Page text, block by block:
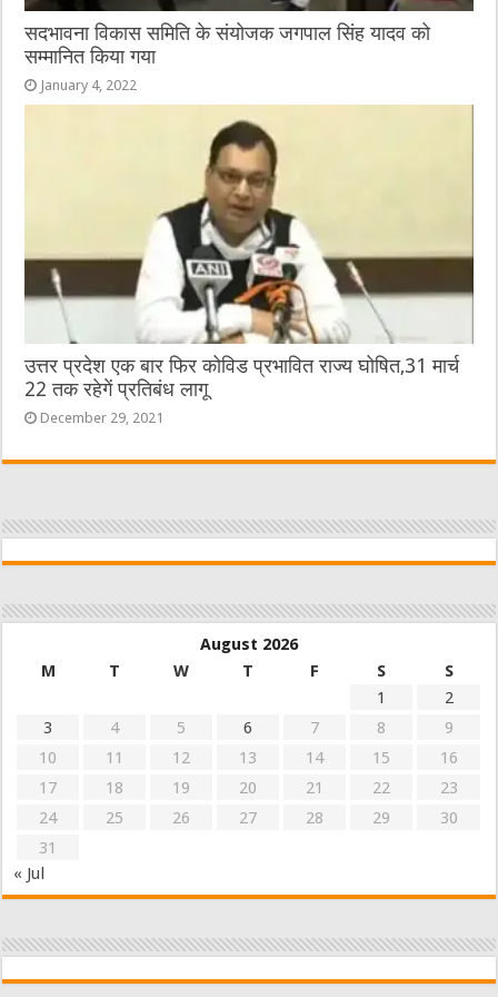
सदभावना विकास समिति के संयोजक जगपाल सिंह यादव को
सम्मानित किया गया
January 4, 2022
उत्तर प्रदेश एक बार फिर कोविड प्रभावित राज्य घोषित,31 मार्च
22 तक रहेगें प्रतिबंध लागू
December 29, 2021
August 2026
M
T W T F S
S
1
2
3
4 5 6 7 8
9
10
11 12 13 14 15
16
17
18 19 20 21 22
23
24
25 26 27 28 29
30
31
« Jul